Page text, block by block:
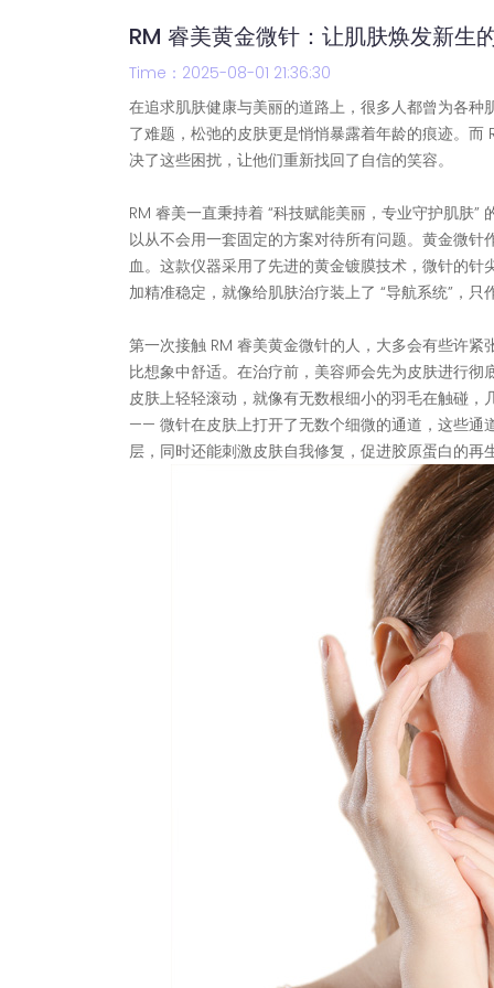
RM 睿美黄金微针：让肌肤焕发新生
Time：2025-08-01 21:36:30
在追求肌肤健康与美丽的道路上，很多人都曾为各
了难题，松弛的皮肤更是悄悄暴露着年龄的痕迹。
决了这些困扰，让他们重新找回了自信的笑容。​
RM 睿美一直秉持着 “科技赋能美丽，专业守护肌肤
以从不会用一套固定的方案对待所有问题。黄金微
血。这款仪器采用了先进的黄金镀膜技术，微针的
加精准稳定，就像给肌肤治疗装上了 “导航系统”，
第一次接触 RM 睿美黄金微针的人，大多会有些许
比想象中舒适。在治疗前，美容师会先为皮肤进行
皮肤上轻轻滚动，就像有无数根细小的羽毛在触碰
—— 微针在皮肤上打开了无数个细微的通道，这些通
层，同时还能刺激皮肤自我修复，促进胶原蛋白的再